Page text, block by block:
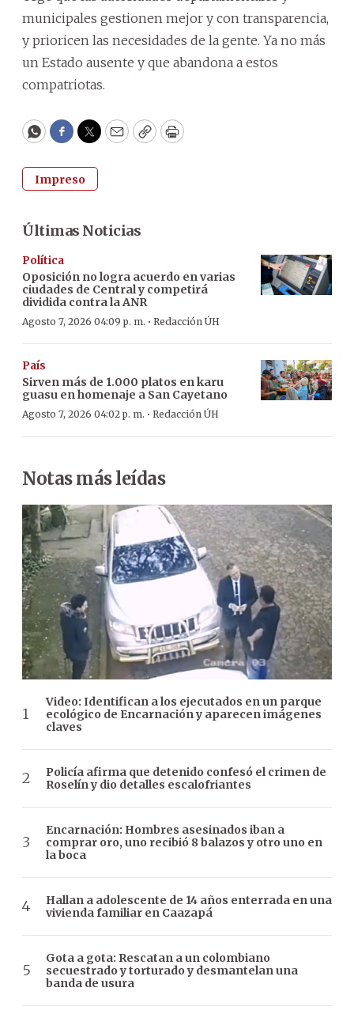
municipales gestionen mejor y con transparencia,
y prioricen las necesidades de la gente. Ya no más
un Estado ausente y que abandona a estos
compatriotas.
WhatsApp
Facebook
Twitter
EmailCopyPrint
Impreso
Últimas Noticias
Política
Oposición no logra acuerdo en varias
ciudades de Central y competirá
dividida contra la ANR
Agosto 7, 2026 04:09 p. m. · Redacción ÚH
País
Sirven más de 1.000 platos en karu
guasu en homenaje a San Cayetano
Agosto 7, 2026 04:02 p. m. · Redacción ÚH
Notas más leídas
Video: Identifican a los ejecutados en un parque
ecológico de Encarnación y aparecen imágenes
claves
Policía afirma que detenido confesó el crimen de
Roselín y dio detalles escalofriantes
Encarnación: Hombres asesinados iban a
comprar oro, uno recibió 8 balazos y otro uno en
la boca
Hallan a adolescente de 14 años enterrada en una
vivienda familiar en Caazapá
Gota a gota: Rescatan a un colombiano
secuestrado y torturado y desmantelan una
banda de usura